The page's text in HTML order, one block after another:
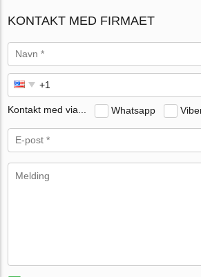
KONTAKT MED FIRMAET
Kontakt med via... Whatsapp